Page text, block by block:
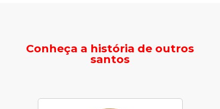
Conheça a história de outros
santos